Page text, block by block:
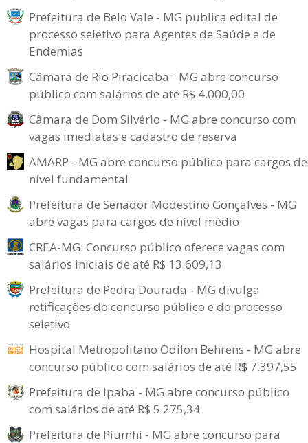
Prefeitura de Belo Vale - MG publica edital de
processo seletivo para Agentes de Saúde e de
Endemias
Câmara de Rio Piracicaba - MG abre concurso
público com salários de até R$ 4.000,00
Câmara de Dom Silvério - MG abre concurso com
vagas imediatas e cadastro de reserva
AMARP - MG abre concurso público para cargos de
nível fundamental
Prefeitura de Senador Modestino Gonçalves - MG
abre vagas para cargos de nível médio
CREA-MG: Concurso público oferece vagas com
salários iniciais de até R$ 13.609,13
Prefeitura de Pedra Dourada - MG divulga
retificações do concurso público e do processo
seletivo
Hospital Metropolitano Odilon Behrens - MG abre
concurso público com salários de até R$ 7.397,55
Prefeitura de Ipaba - MG abre concurso público
com salários de até R$ 5.275,34
Prefeitura de Piumhi - MG abre concurso para